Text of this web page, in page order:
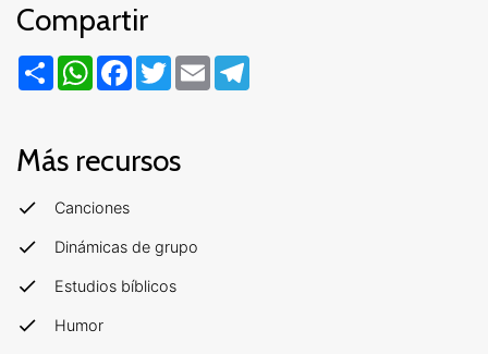
Compartir
CompartirWhatsAppFacebook
TwitterEmail
Más recursos
Canciones
Dinámicas de grupo
Estudios bíblicos
Humor